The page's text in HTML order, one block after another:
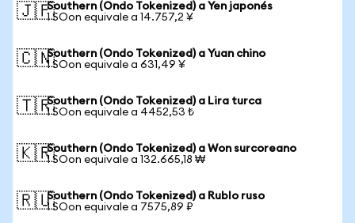
🇯🇵Southern (Ondo Tokenized) a Yen japonés
1 SOon equivale a 14.757,2 ¥
🇨🇳Southern (Ondo Tokenized) a Yuan chino
1 SOon equivale a 631,49 ¥
🇹🇷Southern (Ondo Tokenized) a Lira turca
1 SOon equivale a 4452,53 ₺
🇰🇷Southern (Ondo Tokenized) a Won surcoreano
1 SOon equivale a 132.665,18 ₩
🇷🇺Southern (Ondo Tokenized) a Rublo ruso
1 SOon equivale a 7575,89 ₽